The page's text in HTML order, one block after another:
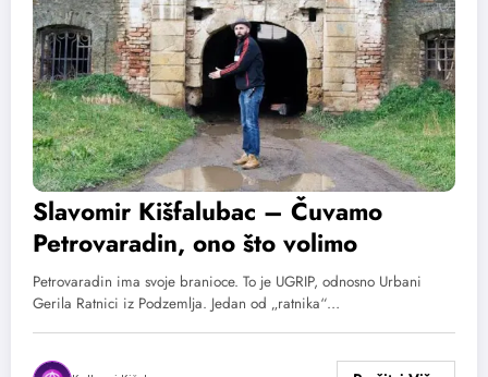
Slavomir Kišfalubac – Čuvamo
Petrovaradin, ono što volimo
Petrovaradin ima svoje branioce. To je UGRIP, odnosno Urbani
Gerila Ratnici iz Podzemlja. Jedan od „ratnika“…